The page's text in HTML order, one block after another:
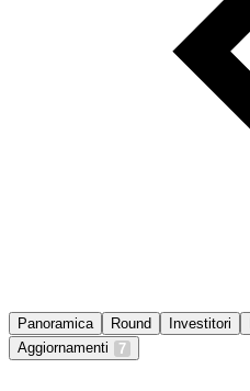
Panoramica Round Investitori
Aggiornamenti
7